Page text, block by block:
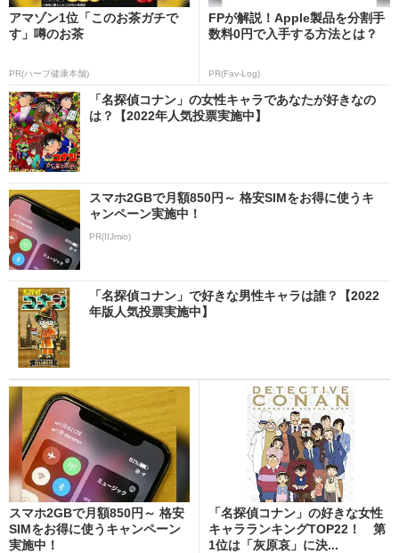
アマゾン1位「このお茶ガチで
す」噂のお茶
PR(ハーブ健康本舗)
FPが解説！Apple製品を分割手
数料0円で入手する方法とは？
PR(Fav-Log)
「名探偵コナン」の女性キャラであなたが好きなの
は？【2022年人気投票実施中】
スマホ2GBで月額850円～ 格安SIMをお得に使うキ
ャンペーン実施中！
PR(IIJmio)
「名探偵コナン」で好きな男性キャラは誰？【2022
年版人気投票実施中】
スマホ2GBで月額850円～ 格安
SIMをお得に使うキャンペーン
実施中！
「名探偵コナン」の好きな女性
キャラランキングTOP22！ 第
1位は「灰原哀」に決...